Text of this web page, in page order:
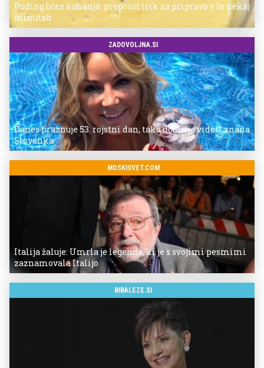
Puding brez kuhanja: preprost trik za pripravo v le nekaj
minutah
ZADOVOLJNA.SI
Danes praznuje 53. rojstni dan, tako dobro je videti znana
Slovenka
MOSKISVET.COM
Italija žaluje: Umrla je legenda, ki je s svojimi pesmimi
zaznamovala Italijo
BIBALEZE.SI